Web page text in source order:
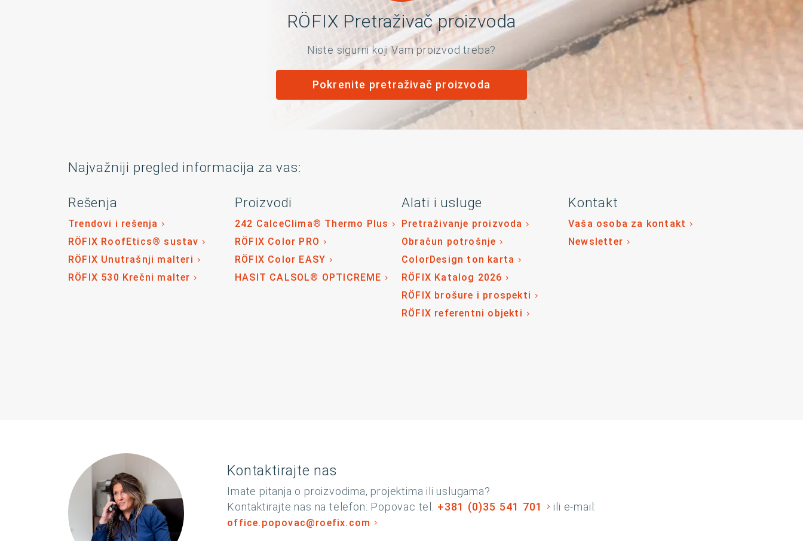
RÖFIX Pretraživač proizvoda
Niste sigurni koji Vam proizvod treba?
Pokrenite pretraživač proizvoda
Najvažniji pregled informacija za vas:
Rešenja
Trendovi i rešenja
RÖFIX RoofEtics® sustav
RÖFIX Unutrašnji malteri
RÖFIX 530 Krečni malter
Proizvodi
242 CalceClima® Thermo Plus
RÖFIX Color PRO
RÖFIX Color EASY
HASIT CALSOL® OPTICREME
Alati i usluge
Pretraživanje proizvoda
Obračun potrošnje
ColorDesign ton karta
RÖFIX Katalog 2026
RÖFIX brošure i prospekti
RÖFIX referentni objekti
Kontakt
Vaša osoba za kontakt
Newsletter
Kontaktirajte nas
Imate pitanja o proizvodima, projektima ili uslugama?
Kontaktirajte nas na telefon: Popovac tel. +381 (0)35 541 701 ili e-mail:
office.popovac@roefix.com